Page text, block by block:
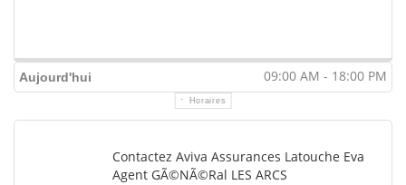
Aujourd'hui 09:00 AM - 18:00 PM
Horaires
Contactez Aviva Assurances Latouche Eva
Agent GÃ©nÃ©ral LES ARCS